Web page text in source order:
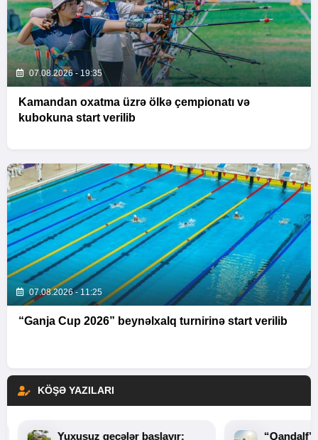
07.08.2026 - 19:35
Kamandan oxatma üzrə ölkə çempionatı və
kubokuna start verilib
07.08.2026 - 11:25
“Ganja Cup 2026” beynəlxalq turnirinə start verilib
KÖŞƏ YAZILARI
Yuxusuz gecələr başlayır: